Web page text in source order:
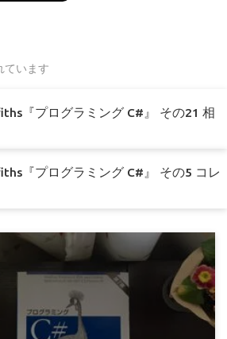
ています
『プログラミング C#』 その21 相
『プログラミング C#』 その5 コレ